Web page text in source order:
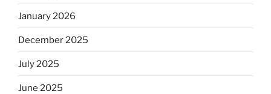
January 2026
December 2025
July 2025
June 2025